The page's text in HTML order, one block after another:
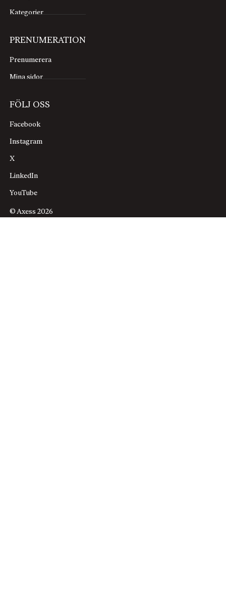
Kategorier
PRENUMERATION
Prenumerera
Mina sidor
FÖLJ OSS
Facebook
Instagram
X
LinkedIn
YouTube
© Axess 2026